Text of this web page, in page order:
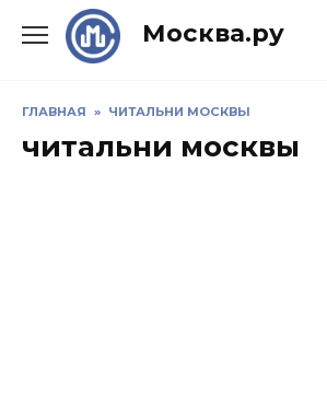
Москва.ру
ГЛАВНАЯ » ЧИТАЛЬНИ МОСКВЫ
читальни москвы